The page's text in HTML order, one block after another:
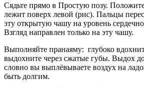
Сядьте прямо в Простую позу.
лежит поверх левой (рис). Пальцы
эту открытую чашу на уровень
Взгляд направлен только на эту чашу.
Выполняйте пранаяму: глубоко
выдохните через сжатые губы. Выдох
словно вы выплёвываете воздух на
быть долгим.